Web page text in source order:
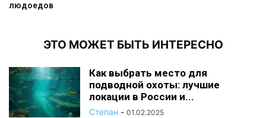
людоедов
ЭТО МОЖЕТ БЫТЬ ИНТЕРЕСНО
Как выбрать место для
подводной охоты: лучшие
локации в России и...
Степан - 01.02.2025